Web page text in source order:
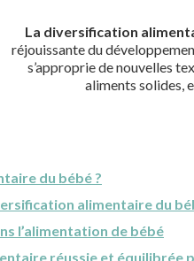
La diversification
réjouissante du
s’approprie de nouvelles
aliments solides,
du bébé ?
alimentaire du
l’alimentation de bébé
réussie et équilibrée